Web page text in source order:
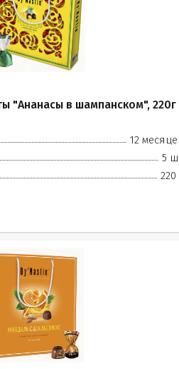
"Ананасы в шампанском", 220г
12
5
220